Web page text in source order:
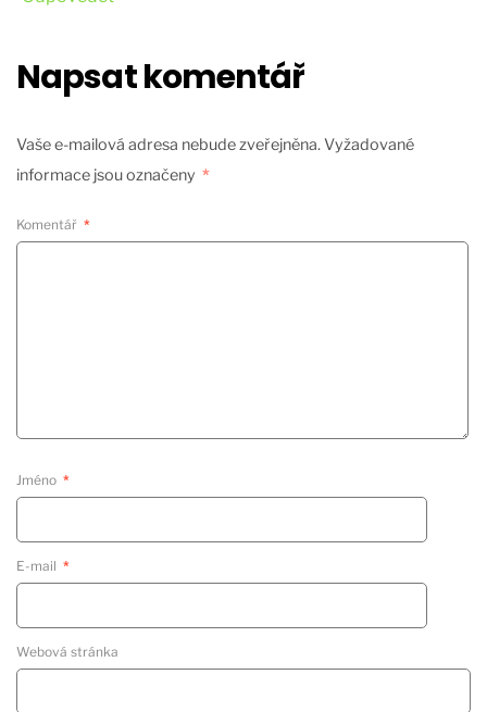
Napsat komentář
Vaše e-mailová adresa nebude zveřejněna.Vyžadované
informace jsou označeny *
Komentář *
Jméno *
E-mail *
Webová stránka